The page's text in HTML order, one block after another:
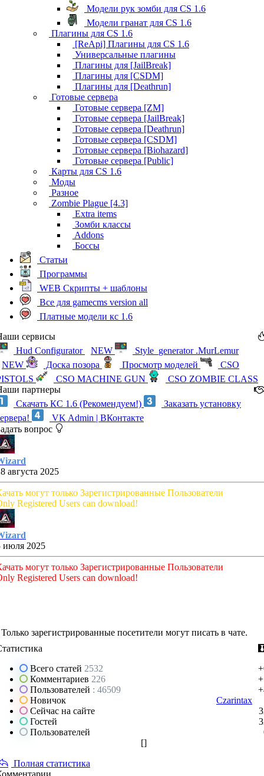
Модели рук зомби для CS 1.6
Модели гранат для CS 1.6
Плагины для CS 1.6
[ReApi] Плагины для CS 1.6
Универсальные плагины
Плагины для [JailBreak]
Плагины для [CSDM]
Плагины для [Deathrun]
Готовые сервера
Готовые сервера [ZM]
Готовые сервера [JailBreak]
Готовые сервера [Deathrun]
Готовые сервера [CSDM]
Готовые сервера [Biohazard]
Готовые сервера [Public]
Карты для CS 1.6
Моды
Разное
Zombie Plague [4.3]
Extra items
Зомби классы
Addons
Боссы
Статьи
Программы
WEB Скрипты + шаблоны
Все для gamecms version all
Платные модели кс 1.6
сервисы
Hud Configurator
NEW
Style_generator .MurLemur
NEW
Доска позора Просмотр моделей
CSO
CSO MACHINE GUN
CSO ZOMBIE CLASS
партнеры
Скачать КС 1.6 (Рекомендуем!)
Заказать установку
VK Admin | ВКонтакте
вопрос
августа 2025
могут только Зарегистрированные Пользователи
Registered Users can download!
июля 2025
могут только Зарегистрированные Пользователи
Registered Users can download!
Только зарегистрированные посетители могут писать в чате.
Всего статей 2532
Комментариев 226
Пользователей : 46509
Новичок
Czarintax
Сейчас на сайте
Гостей
Пользователей
[]
Полная статистика